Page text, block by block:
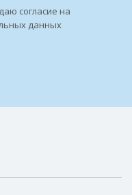
согласие на
данных